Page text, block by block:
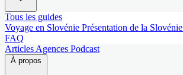
Tous les guides
Voyage en Slovénie Présentation de la Slovénie
FAQ
Articles Agences Podcast